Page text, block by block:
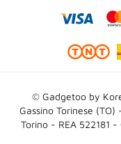
© Gadgetoo by
Gassino Torinese
Torino - REA 522181